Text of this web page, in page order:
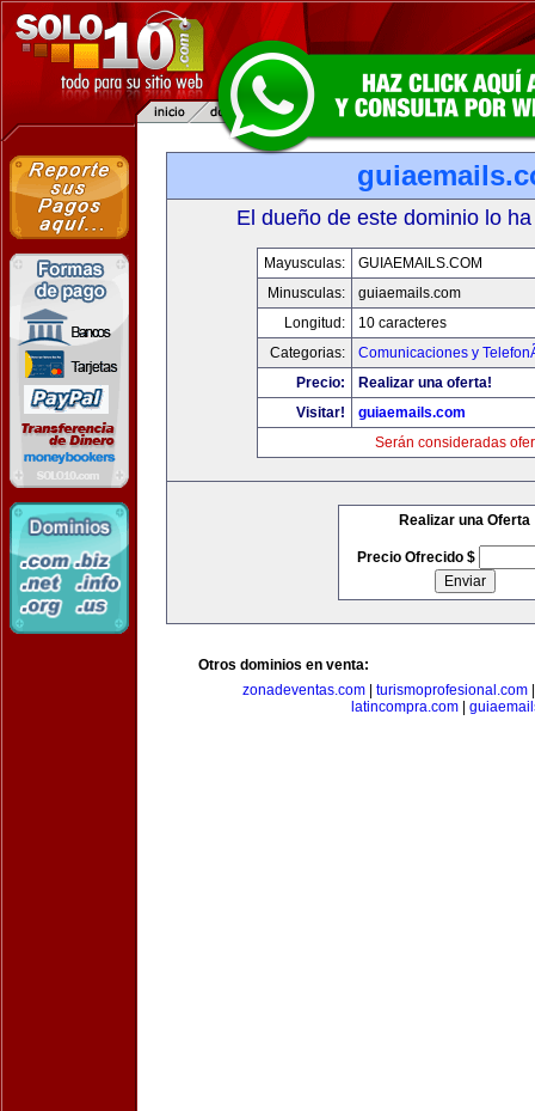
El dueño de este dominio lo
Mayusculas:
GUIAEMAILS.COM
Minusculas:
guiaemails.com
Longitud:
10 caracteres
Categorias:
Comunicaciones y
Precio:
Realizar una oferta!
Visitar!
guiaemails.com
Serán consideradas
Realizar una Oferta
Precio Ofrecido $
Otros dominios en venta:
zonadeventas.com| turismoprofesional.com
latincompra.com|